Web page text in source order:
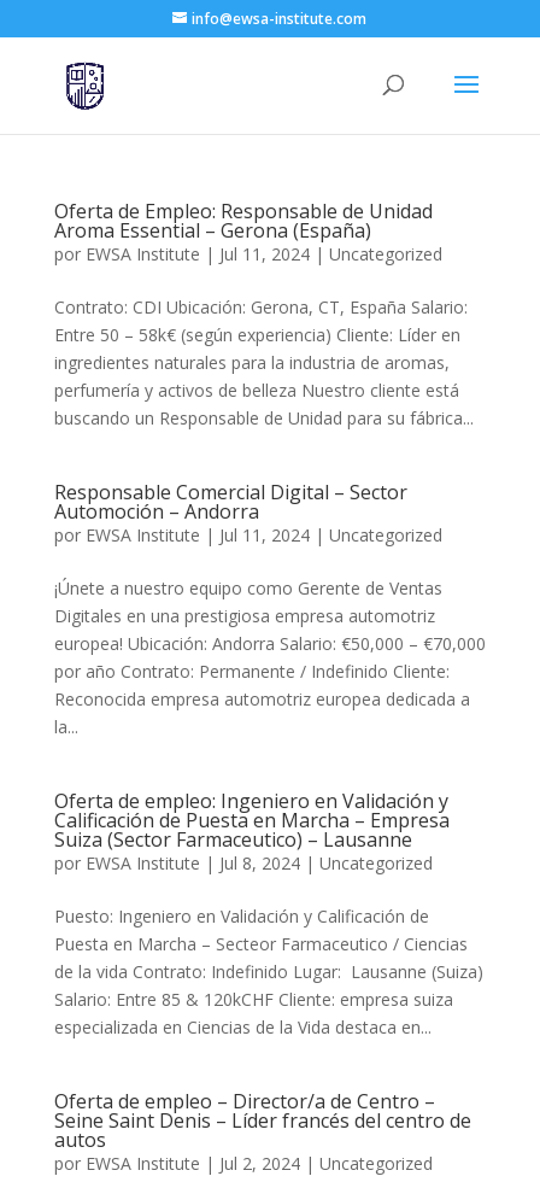
info@ewsa-institute.com
Oferta de Empleo: Responsable de Unidad
Aroma Essential – Gerona (España)
por EWSA Institute | Jul 11, 2024| Uncategorized
Contrato: CDI Ubicación: Gerona, CT, España Salario:
Entre 50 – 58k€ (según experiencia) Cliente: Líder en
ingredientes naturales para la industria de aromas,
perfumería y activos de belleza Nuestro cliente está
buscando un Responsable de Unidad para su fábrica...
Responsable Comercial Digital – Sector
Automoción – Andorra
por EWSA Institute | Jul 11, 2024| Uncategorized
¡Únete a nuestro equipo como Gerente de Ventas
Digitales en una prestigiosa empresa automotriz
europea! Ubicación: Andorra Salario: €50,000 – €70,000
por año Contrato: Permanente / Indefinido Cliente:
Reconocida empresa automotriz europea dedicada a
la...
Oferta de empleo: Ingeniero en Validación y
Calificación de Puesta en Marcha – Empresa
Suiza (Sector Farmaceutico) – Lausanne
por EWSA Institute | Jul 8, 2024| Uncategorized
Puesto: Ingeniero en Validación y Calificación de
Puesta en Marcha – Secteor Farmaceutico / Ciencias
de la vida Contrato: Indefinido Lugar: Lausanne (Suiza)
Salario: Entre 85 & 120kCHF Cliente: empresa suiza
especializada en Ciencias de la Vida destaca en...
Oferta de empleo – Director/a de Centro –
Seine Saint Denis – Líder francés del centro de
autos
por EWSA Institute | Jul 2, 2024| Uncategorized